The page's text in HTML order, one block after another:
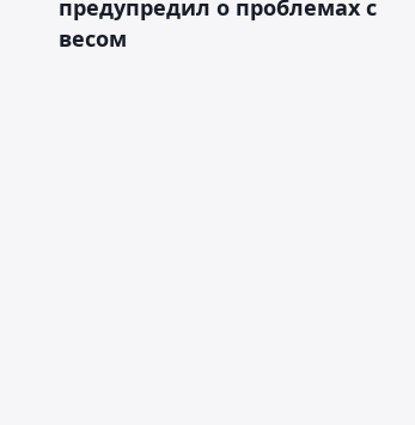
предупредил о проблемах с
весом